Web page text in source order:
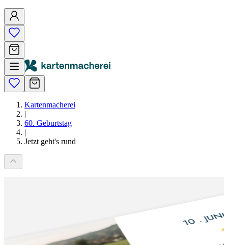
Kartenmacherei
|
60. Geburtstag
|
Jetzt geht's rund